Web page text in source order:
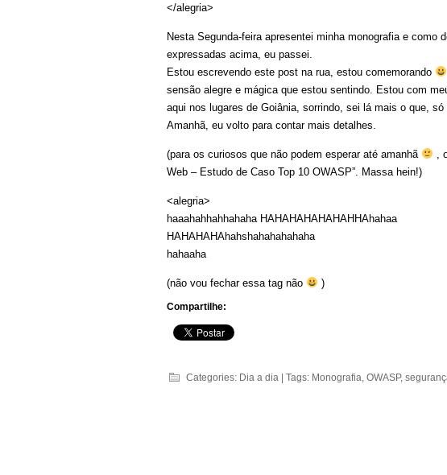
</alegria>
Nesta Segunda-feira apresentei minha monografia e como
expressadas acima, eu passei.
Estou escrevendo este post na rua, estou comemorando
sensão alegre e mágica que estou sentindo. Estou com
aqui nos lugares de Goiânia, sorrindo, sei lá mais o que,
Amanhã, eu volto para contar mais detalhes.
(para os curiosos que não podem esperar até amanhã
,
Web – Estudo de Caso Top 10 OWASP”. Massa hein!)
<alegria>
haaahahhahhahaha HAHAHAHAHAHAHHAhahaa
HAHAHAHAhahshahahahahaha
hahaaha
(não vou fechar essa tag não )
Compartilhe:
Categories: Dia a dia | Tags: Monografia, OWASP,